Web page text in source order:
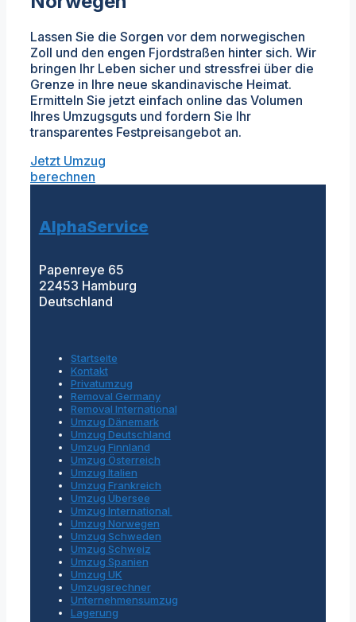
Lassen Sie die Sorgen vor dem norwegischen
Zoll und den engen Fjordstraßen hinter sich. Wir
bringen Ihr Leben sicher und stressfrei über die
Grenze in Ihre neue skandinavische Heimat.
Ermitteln Sie jetzt einfach online das Volumen
Ihres Umzugsguts und fordern Sie Ihr
transparentes Festpreisangebot an.
Jetzt Umzug
berechnen
AlphaService
Papenreye 65
22453 Hamburg
Deutschland
Startseite
Kontakt
Privatumzug
Removal Germany
Removal International
Umzug Dänemark
Umzug Deutschland
Umzug Finnland
Umzug Österreich
Umzug Italien
Umzug Frankreich
Umzug Übersee
Umzug International
Umzug Norwegen
Umzug Schweden
Umzug Schweiz
Umzug Spanien
Umzug UK
Umzugsrechner
Unternehmensumzug
Lagerung